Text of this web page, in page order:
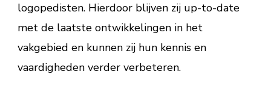
logopedisten. Hierdoor blijven zij up-to-date
met de laatste ontwikkelingen in het
vakgebied en kunnen zij hun kennis en
vaardigheden verder verbeteren.